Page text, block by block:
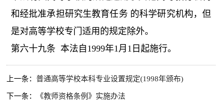
和经批准承担研究生教育任务 的科学研究机构，但
是对高等学校专门适用的规定除外。
第六十九条 本法自1999年1月1日起施行。
上一条：普通高等学校本科专业设置规定(1998年颁布)
下一条： 《教师资格条例》实施办法